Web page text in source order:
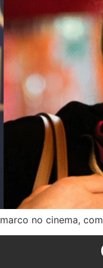
no cinema,